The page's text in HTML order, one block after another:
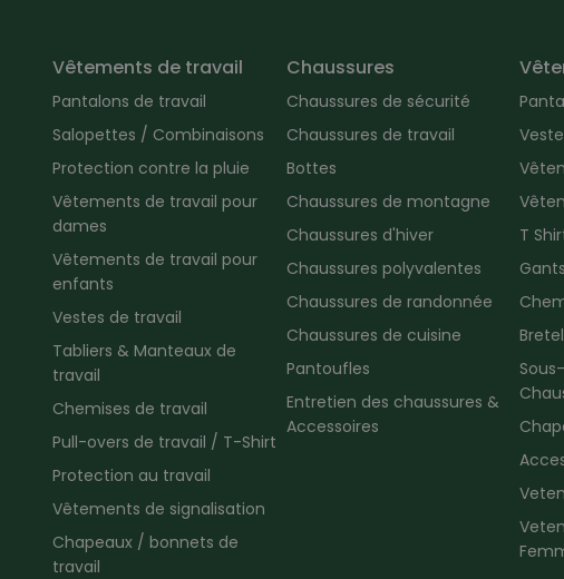
Vêtements de travail
Pantalons de travail
Salopettes / Combinaisons
Protection contre la pluie
Vêtements de travail pour
dames
Vêtements de travail pour
enfants
Vestes de travail
Tabliers & Manteaux de
travail
Chemises de travail
Pull-overs de travail / T-Shirt
Protection au travail
Vêtements de signalisation
Chapeaux / bonnets de
travail
Chaussures
Chaussures de sécurité
Chaussures de travail
Bottes
Chaussures de montagne
Chaussures d'hiver
Chaussures polyvalentes
Chaussures de randonnée
Chaussures de cuisine
Pantoufles
Entretien des chaussures &
Accessoires
T
Gants